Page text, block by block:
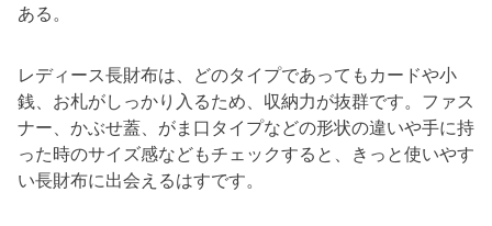
ある。
レディース長財布は、どのタイプであってもカードや小
銭、お札がしっかり入るため、収納力が抜群です。ファス
ナー、かぶせ蓋、がま口タイプなどの形状の違いや手に持
った時のサイズ感などもチェックすると、きっと使いやす
い長財布に出会えるはすです。